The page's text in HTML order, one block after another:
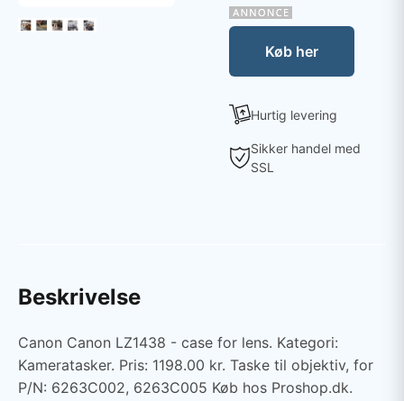
Køb her
Hurtig levering
Sikker handel med
SSL
Beskrivelse
Canon Canon LZ1438 - case for lens. Kategori:
Kameratasker. Pris: 1198.00 kr. Taske til objektiv, for
P/N: 6263C002, 6263C005 Køb hos Proshop.dk.